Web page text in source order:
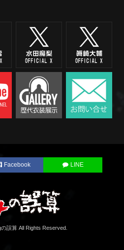
Facebook LINE
誤算 All Rights Reserved.